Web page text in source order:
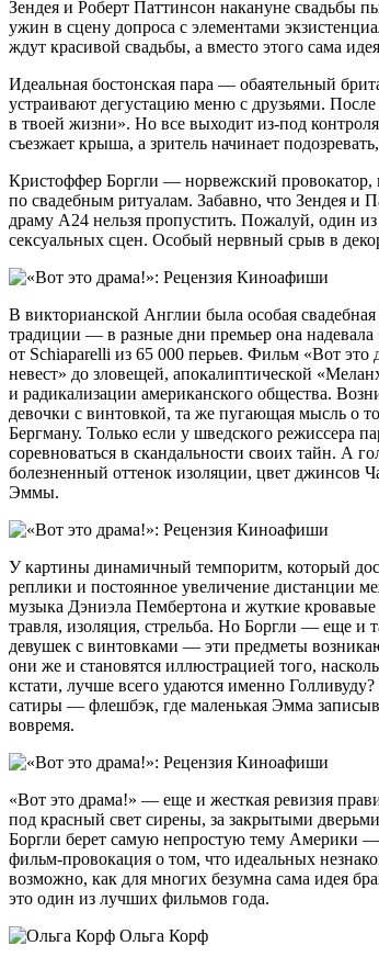
Зендея и Роберт Паттинсон накануне свадьбы
ужин в сцену допроса с элементами
ждут красивой свадьбы, а вместо этого сама
Идеальная бостонская пара — обаятельный
устраивают дегустацию меню с друзьями. После
в твоей жизни». Но все выходит из-под
съезжает крыша, а зритель начинает
Кристоффер Боргли — норвежский провокатор,
по свадебным ритуалам. Забавно, что Зендея и
драму A24 нельзя пропустить. Пожалуй, один
сексуальных сцен. Особый нервный срыв в
В викторианской Англии была особая
традиции — в разные дни премьер она
от Schiaparelli из 65 000 перьев. Фильм «Вот
невест» до зловещей, апокалиптической
и радикализации американского общества.
девочки с винтовкой, та же пугающая мысль о
Бергману. Только если у шведского режиссера
соревноваться в скандальности своих тайн. А
болезненный оттенок изоляции, цвет джинсов
Эммы.
У картины динамичный темпоритм, который
реплики и постоянное увеличение дистанции
музыка Дэниэла Пембертона и жуткие
травля, изоляция, стрельба. Но Боргли — еще и
девушек с винтовками — эти предметы
они же и становятся иллюстрацией того,
кстати, лучше всего удаются именно
сатиры — флешбэк, где маленькая Эмма
вовремя.
«Вот это драма!» — еще и жесткая ревизия
под красный свет сирены, за закрытыми
Боргли берет самую непростую тему Америки
фильм-провокация о том, что идеальных
возможно, как для многих безумна сама идея
это один из лучших фильмов года.
Ольга Корф